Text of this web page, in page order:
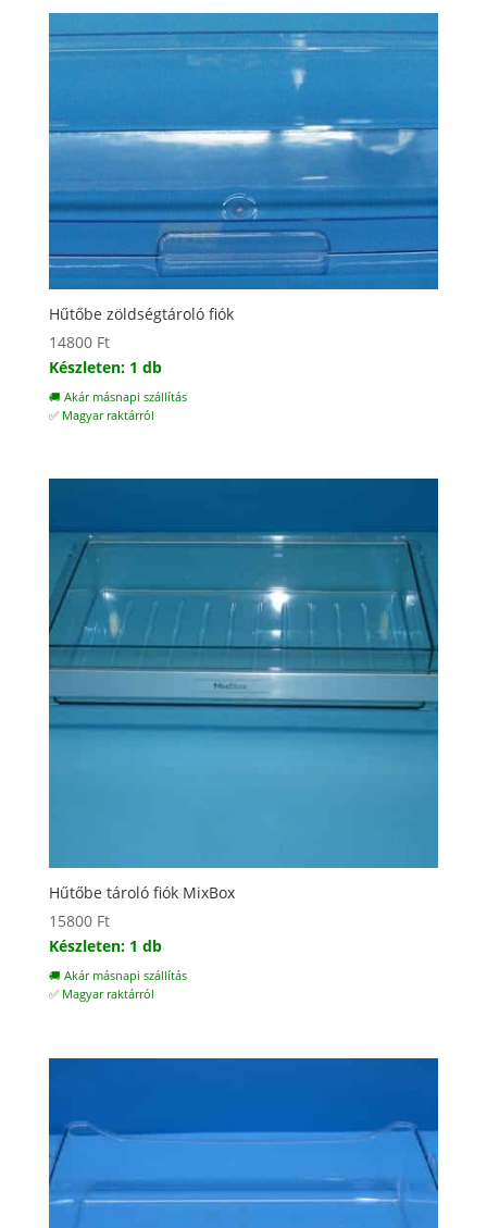
Hűtőbe zöldségtároló fiók
14800 Ft
Készleten: 1 db
🚚 Akár másnapi szállítás
✅ Magyar raktárról
Hűtőbe tároló fiók MixBox
15800 Ft
Készleten: 1 db
🚚 Akár másnapi szállítás
✅ Magyar raktárról